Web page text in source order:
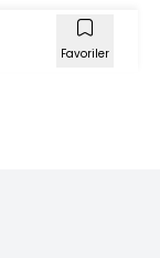
Favoriler